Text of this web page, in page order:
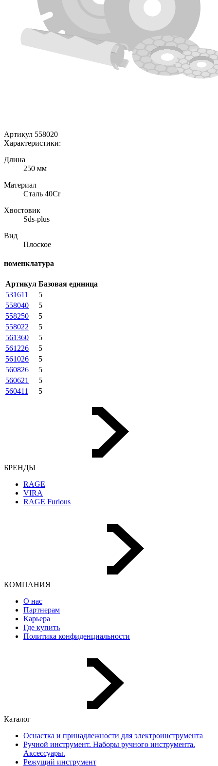
Артикул 558020
Характеристики:
Длина
250 мм
Материал
Сталь 40Cr
Хвостовик
Sds-plus
Вид
Плоское
номенклатура
Артикул Базовая единица
531611
5
558040
5
558250
5
558022
5
561360
5
561226
5
561026
5
560826
5
560621
5
560411
5
БРЕНДЫ
RAGE
VIRA
RAGE Furious
КОМПАНИЯ
О нас
Партнерам
Карьера
Где купить
Политика конфиденциальности
Каталог
Оснастка и принадлежности для электроинструмента
Ручной инструмент. Наборы ручного инструмента.
Аксессуары.
Режущий инструмент